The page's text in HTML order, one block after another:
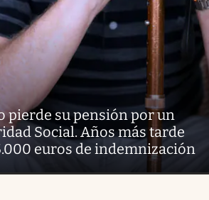
pierde su pensión por un
Social. Años más tarde
euros de indemnización